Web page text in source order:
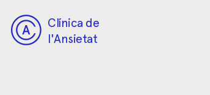
Clínica de
l'Ansietat